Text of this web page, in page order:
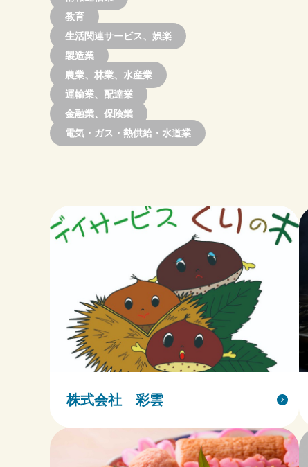
教育
生活関連サービス、娯楽
製造業
農業、林業、水産業
運輸業、配達業
金融業、保険業
電気・ガス・熱供給・水道業
株式会社 彩雲